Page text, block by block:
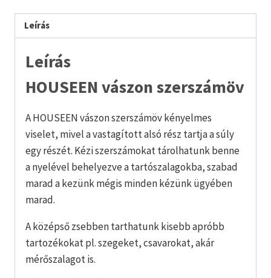
Leírás
Leírás
HOUSEEN vászon szerszámöv
A HOUSEEN vászon szerszámöv kényelmes
viselet, mivel a vastagított alsó rész tartja a súly
egy részét. Kézi szerszámokat tárolhatunk benne
a nyelével behelyezve a tartószalagokba, szabad
marad a kezünk mégis minden kézünk ügyében
marad.
A középső zsebben tarthatunk kisebb apróbb
tartozékokat pl. szegeket, csavarokat, akár
mérőszalagot is.